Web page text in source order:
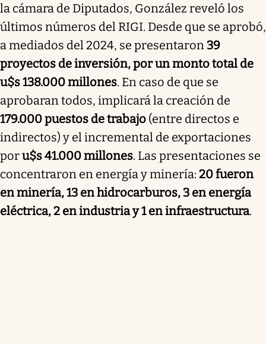
la cámara de Diputados, González reveló los
últimos números del RIGI. Desde que se aprobó,
a mediados del 2024, se presentaron39
proyectos de inversión, por un monto total de
u$s 138.000 millones. En caso de que se
aprobaran todos, implicará la creación de
179.000 puestos de trabajo (entre directos e
indirectos) y el incremental de exportaciones
poru$s 41.000 millones. Las presentaciones se
concentraron en energía y minería: 20 fueron
en minería, 13 en hidrocarburos, 3 en energía
eléctrica, 2 en industria y 1 en infraestructura.